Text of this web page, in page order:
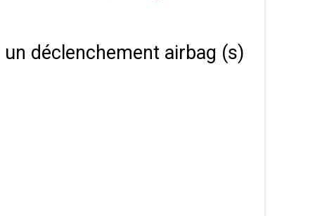
déclenchement airbag (s)